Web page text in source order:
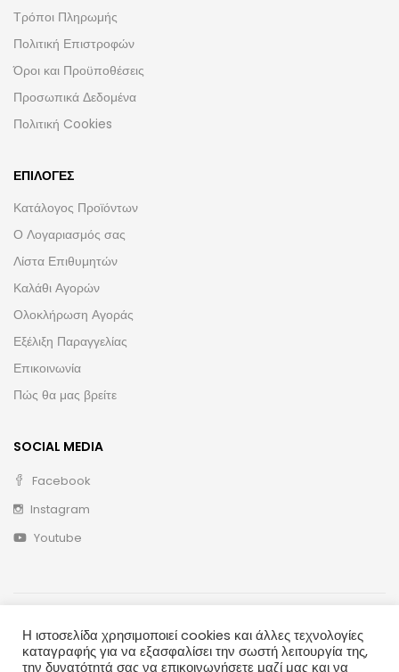
Τρόποι Πληρωμής
Πολιτική Επιστροφών
Όροι και Προϋποθέσεις
Προσωπικά Δεδομένα
Πολιτική Cookies
ΕΠΙΛΟΓΈΣ
Κατάλογος Προϊόντων
Ο Λογαριασμός σας
Λίστα Επιθυμητών
Καλάθι Αγορών
Ολοκλήρωση Αγοράς
Εξέλιξη Παραγγελίας
Επικοινωνία
Πώς θα μας βρείτε
SOCIAL MEDIA
Facebook
Instagram
Youtube
Η ιστοσελίδα χρησιμοποιεί cookies και άλλες τεχνολογίες
καταγραφής για να εξασφαλίσει την σωστή λειτουργία της,
την δυνατότητά σας να επικοινωνήσετε μαζί μας και να